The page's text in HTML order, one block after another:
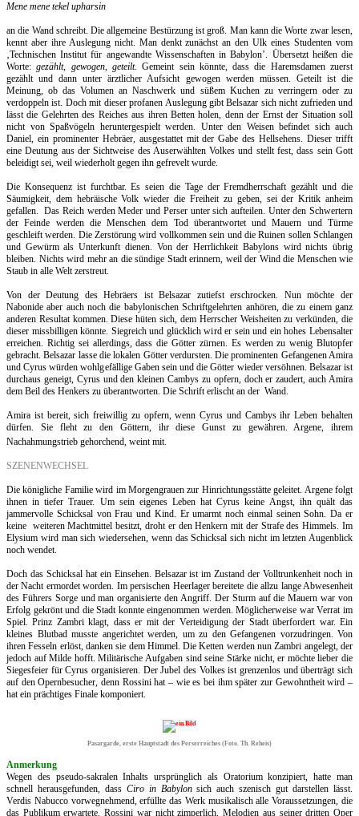
Mene mene tekel upharsin
an die Wand schreibt. Die allgemeine Bestürzung ist groß. Man kann die Worte zwar lesen,
kennt aber ihre Auslegung nicht. Man denkt zunächst an den Ulk eines Studenten vom
‚Technischen Institut für angewandte Wissenschaften in Babylon’. Übersetzt heißen die
Worte:gezählt, gewogen, geteilt. Gemeint sein könnte, dass die Haremsdamen zuerst
gezählt und dann unter ärztlicher Aufsicht gewogen werden müssen. Geteilt ist die
Meinung, ob das Volumen an Naschwerk und süßem Kuchen zu verringern oder zu
verdoppeln ist. Doch mit dieser profanen Auslegung gibt Belsazar sich nicht zufrieden und
lässt die Gelehrten des Reiches aus ihren Betten holen, denn der Ernst der Situation soll
nicht von Spaßvögeln heruntergespielt werden. Unter den Weisen befindet sich auch
Daniel, ein prominenter Hebräer, ausgestattet mit der Gabe des Hellsehens. Dieser trifft
eine Deutung aus der Sichtweise des Auserwählten Volkes und stellt fest, dass sein Gott
beleidigt sei, weil wiederholt gegen ihn gefrevelt wurde.
Die Konsequenz ist furchtbar. Es seien die Tage der Fremdherrschaft gezählt und die
Säumigkeit, dem hebräische Volk wieder die Freiheit zu geben, sei der Kritik anheim
gefallen. Das Reich werden Meder und Perser unter sich aufteilen. Unter den Schwertern
der Feinde werden die Menschen dem Tod überantwortet und Mauern und Türme
geschleift werden. Die Zerstörung wird vollkommen sein und die Ruinen sollen Schlangen
und Gewürm als Unterkunft dienen. Von der Herrlichkeit Babylons wird nichts übrig
bleiben. Nichts wird mehr an die sündige Stadt erinnern, weil der Wind die Menschen wie
Staub in alle Welt zerstreut.
Von der Deutung des Hebräers ist Belsazar zutiefst erschrocken. Nun möchte der
Nabonide aber auch noch die babylonischen Schriftgelehrten anhören, die zu einem ganz
anderen Resultat kommen. Diese hüten sich, dem Herrscher Weisheiten zu verkünden, die
dieser missbilligen könnte. Siegreich und glücklich wird er sein und ein hohes Lebensalter
erreichen. Richtig sei allerdings, dass die Götter zürnen. Es werden zu wenig Blutopfer
gebracht. Belsazar lasse die lokalen Götter verdursten. Die prominenten Gefangenen Amira
und Cyrus würden wohlgefällige Gaben sein und die Götter wieder versöhnen. Belsazar ist
durchaus geneigt, Cyrus und den kleinen Cambys zu opfern, doch er zaudert, auch Amira
dem Beil des Henkers zu überantworten. Die Schrift erlischt an der Wand.
Amira ist bereit, sich freiwillig zu opfern, wenn Cyrus und Cambys ihr Leben behalten
dürfen. Sie fleht zu den Göttern, ihr diese Gunst zu gewähren. Argene, ihrem
Nachahmungstrieb gehorchend, weint mit.
SZENENWECHSEL
Die königliche Familie wird im Morgengrauen zur Hinrichtungsstätte geleitet. Argene folgt
ihnen in tiefer Trauer. Um sein eigenes Leben hat Cyrus keine Angst, ihn quält das
jammervolle Schicksal von Frau und Kind. Er umarmt noch einmal seinen Sohn. Da er
keine weiteren Machtmittel besitzt, droht er den Henkern mit der Strafe des Himmels. Im
Elysium wird man sich wiedersehen, wenn das Schicksal sich nicht im letzten Augenblick
noch wendet.
Doch das Schicksal hat ein Einsehen. Belsazar ist im Zustand der Volltrunkenheit noch in
der Nacht ermordet worden. Im persischen Heerlager bereitete die allzu lange Abwesenheit
des Führers Sorge und man organisierte den Angriff. Der Sturm auf die Mauern war von
Erfolg gekrönt und die Stadt konnte eingenommen werden. Möglicherweise war Verrat im
Spiel. Prinz Zambri klagt, dass er mit der Verteidigung der Stadt überfordert war. Ein
kleines Blutbad musste angerichtet werden, um zu den Gefangenen vorzudringen. Von
ihren Fesseln erlöst, danken sie dem Himmel. Die Ketten werden nun Zambri angelegt, der
jedoch auf Milde hofft. Militärische Aufgaben sind seine Stärke nicht, er möchte lieber die
Siegesfeier für Cyrus organisieren. Der Jubel des Volkes ist grenzenlos und überträgt sich
auf den Opernbesucher, denn Rossini hat – wie es bei ihm später zur Gewohntheit wird –
hat ein prächtiges Finale komponiert.
Pasargarde, erste Hauptstadt des Perserreiches (Foto. Th. Reheis)
Anmerkung
Wegen des pseudo-sakralen Inhalts ursprünglich als Oratorium konzipiert, hatte man
schnell herausgefunden, dass Ciro in Babylonsich auch szenisch gut darstellen lässt.
Verdis Nabucco vorwegnehmend, erfüllte das Werk musikalisch alle Voraussetzungen, die
das Publikum erwartete. Rossini war nicht zimperlich, Melodien aus seiner dritten Oper